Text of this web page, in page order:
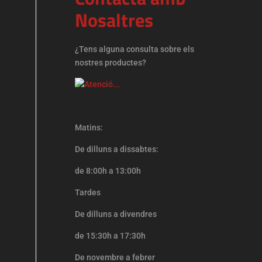
Nosaltres
¿Tens alguna consulta sobre els
nostres productes?
Matins:
De dilluns a dissabtes:
de 8:00h a 13:00h
Tardes
De dilluns a divendres
de 15:30h a 17:30h
De novembre a febrer